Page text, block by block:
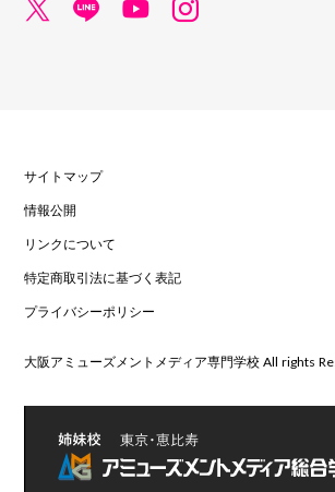
サイトマップ
情報公開
リンクについて
特定商取引法に基づく表記
プライバシーポリシー
大阪アミューズメントメディア専門学校 All rights